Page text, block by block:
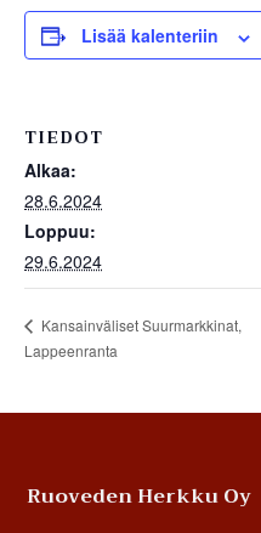
Lisää kalenteriin
TIEDOT
Alkaa:
28.6.2024
Loppuu:
29.6.2024
Kansainväliset Suurmarkkinat,
Lappeenranta
Footer
Ruoveden Herkku Oy